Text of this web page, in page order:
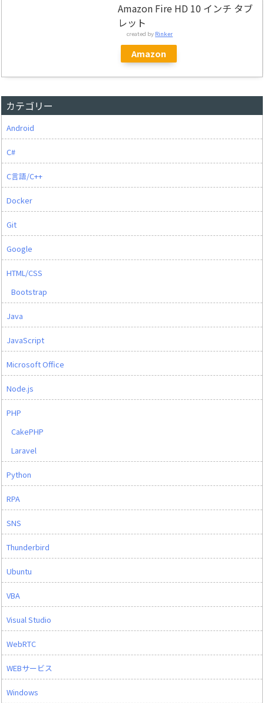
Amazon Fire HD 10 インチ タブ
レット
created by Rinker
Amazon
カテゴリー
Android
C#
C言語/C++
Docker
Git
Google
HTML/CSS
Bootstrap
Java
JavaScript
Microsoft Office
Node.js
PHP
CakePHP
Laravel
Python
RPA
SNS
Thunderbird
Ubuntu
VBA
Visual Studio
WebRTC
WEBサービス
Windows